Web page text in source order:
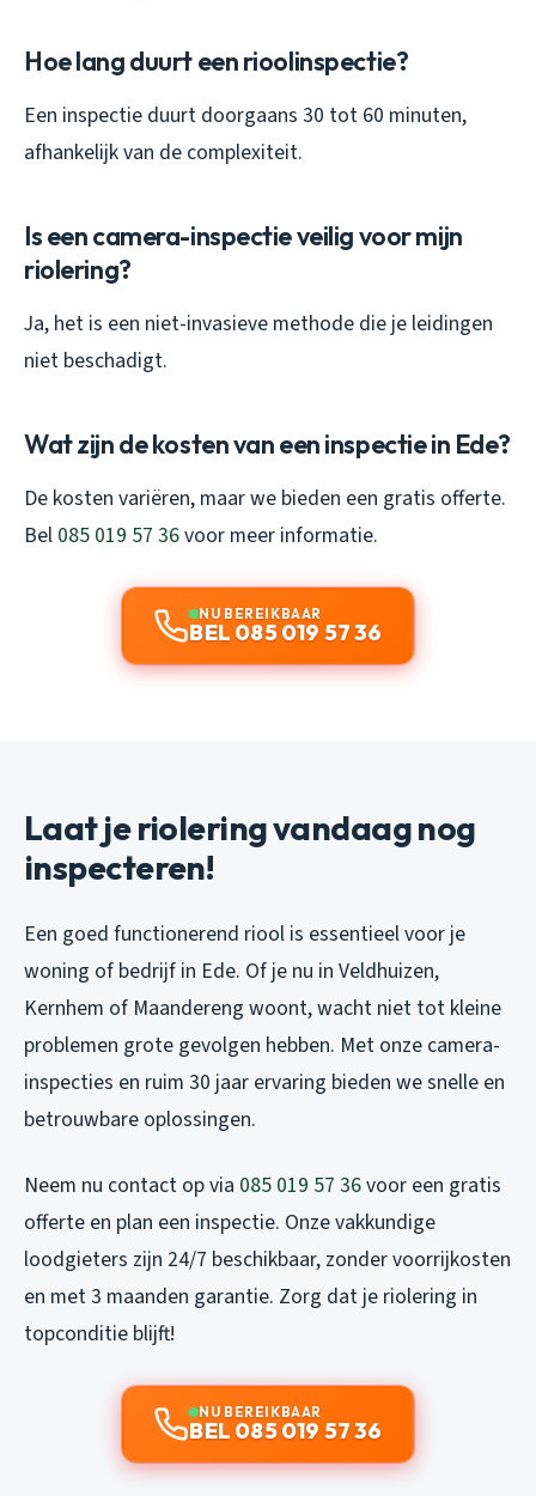
Hoe lang duurt een rioolinspectie?
Een inspectie duurt doorgaans 30 tot 60 minuten,
afhankelijk van de complexiteit.
Is een camera-inspectie veilig voor mijn
riolering?
Ja, het is een niet-invasieve methode die je leidingen
niet beschadigt.
Wat zijn de kosten van een inspectie in Ede?
De kosten variëren, maar we bieden een gratis offerte.
Bel 085 019 57 36voor meer informatie.
NU BEREIKBAAR
BEL 085 019 57 36
Laat je riolering vandaag nog
inspecteren!
Een goed functionerend riool is essentieel voor je
woning of bedrijf in Ede. Of je nu in Veldhuizen,
Kernhem of Maandereng woont, wacht niet tot kleine
problemen grote gevolgen hebben. Met onze camera-
inspecties en ruim 30 jaar ervaring bieden we snelle en
betrouwbare oplossingen.
Neem nu contact op via 085 019 57 36voor een gratis
offerte en plan een inspectie. Onze vakkundige
loodgieters zijn 24/7 beschikbaar, zonder voorrijkosten
en met 3 maanden garantie. Zorg dat je riolering in
topconditie blijft!
NU BEREIKBAAR
BEL 085 019 57 36